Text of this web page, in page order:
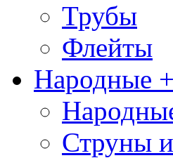
Трубы
Флейты
Народные
Струны